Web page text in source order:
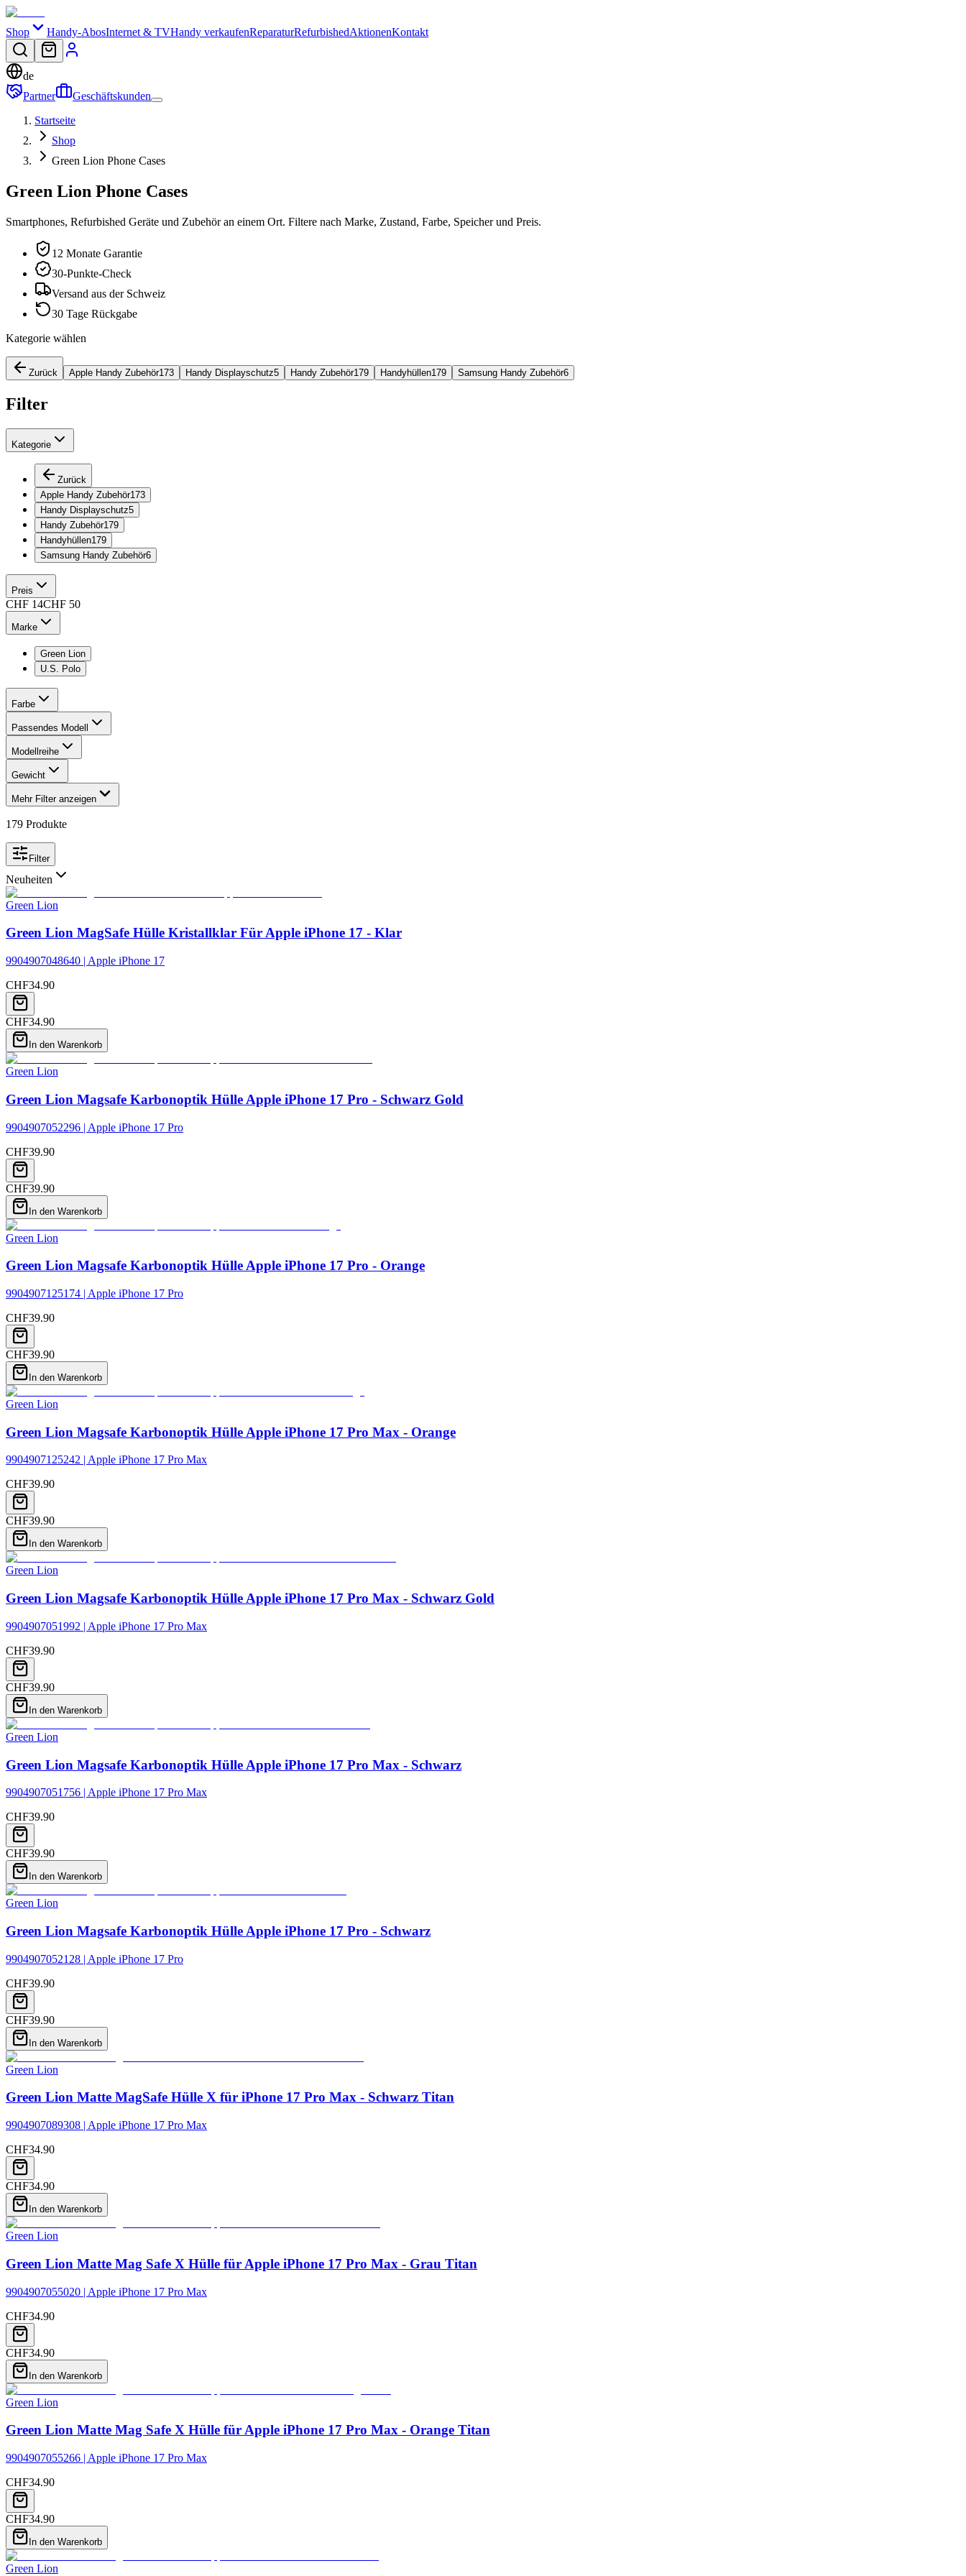
Shop Handy-AbosInternet & TVHandy verkaufenReparaturRefurbishedAktionenKontakt
de
Partner
Geschäftskunden
Startseite
Shop
Green Lion Phone Cases
Green Lion Phone Cases
Smartphones, Refurbished Geräte und Zubehör an einem Ort. Filtere nach Marke, Zustand, Farbe, Speicher und Preis.
12 Monate Garantie
30-Punkte-Check
Versand aus der Schweiz
30 Tage Rückgabe
Kategorie wählen
Zurück Apple Handy Zubehör173 Handy Displayschutz5 Handy Zubehör179 Handyhüllen179 Samsung Handy Zubehör6
Filter
Kategorie
Zurück
Apple Handy Zubehör173
Handy Displayschutz5
Handy Zubehör179
Handyhüllen179
Samsung Handy Zubehör6
Preis
CHF 14CHF 50
Marke
Green Lion
U.S. Polo
Farbe
Passendes Modell
Modellreihe
Gewicht
Mehr Filter anzeigen
179 Produkte
Filter
Neuheiten
Green Lion
Green Lion MagSafe Hülle Kristallklar Für Apple iPhone 17 - Klar
9904907048640 | Apple iPhone 17
CHF34.90
CHF34.90
In den Warenkorb
Green Lion
Green Lion Magsafe Karbonoptik Hülle Apple iPhone 17 Pro - Schwarz Gold
9904907052296 | Apple iPhone 17 Pro
CHF39.90
CHF39.90
In den Warenkorb
Green Lion
Green Lion Magsafe Karbonoptik Hülle Apple iPhone 17 Pro - Orange
9904907125174 | Apple iPhone 17 Pro
CHF39.90
CHF39.90
In den Warenkorb
Green Lion
Green Lion Magsafe Karbonoptik Hülle Apple iPhone 17 Pro Max - Orange
9904907125242 | Apple iPhone 17 Pro Max
CHF39.90
CHF39.90
In den Warenkorb
Green Lion
Green Lion Magsafe Karbonoptik Hülle Apple iPhone 17 Pro Max - Schwarz Gold
9904907051992 | Apple iPhone 17 Pro Max
CHF39.90
CHF39.90
In den Warenkorb
Green Lion
Green Lion Magsafe Karbonoptik Hülle Apple iPhone 17 Pro Max - Schwarz
9904907051756 | Apple iPhone 17 Pro Max
CHF39.90
CHF39.90
In den Warenkorb
Green Lion
Green Lion Magsafe Karbonoptik Hülle Apple iPhone 17 Pro - Schwarz
9904907052128 | Apple iPhone 17 Pro
CHF39.90
CHF39.90
In den Warenkorb
Green Lion
Green Lion Matte MagSafe Hülle X für iPhone 17 Pro Max - Schwarz Titan
9904907089308 | Apple iPhone 17 Pro Max
CHF34.90
CHF34.90
In den Warenkorb
Green Lion
Green Lion Matte Mag Safe X Hülle für Apple iPhone 17 Pro Max - Grau Titan
9904907055020 | Apple iPhone 17 Pro Max
CHF34.90
CHF34.90
In den Warenkorb
Green Lion
Green Lion Matte Mag Safe X Hülle für Apple iPhone 17 Pro Max - Orange Titan
9904907055266 | Apple iPhone 17 Pro Max
CHF34.90
CHF34.90
In den Warenkorb
Green Lion